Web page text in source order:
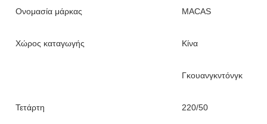
Ονομασία μάρκας MACAS
Χώρος καταγωγής Κίνα
Γκουανγκντόνγκ
Τετάρτη 220/50